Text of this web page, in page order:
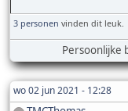
3 personen vinden dit leuk.
Persoonlijke
wo 02 jun 2021 - 12:28